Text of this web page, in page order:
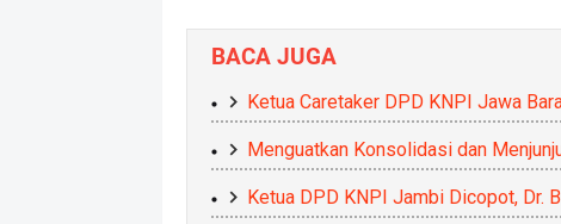
BACA JUGA
Ketua Caretaker DPD KNPI Jawa
Menguatkan Konsolidasi dan
Ketua DPD KNPI Jambi Dicopot, Dr.